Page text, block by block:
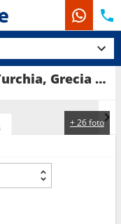
Crociera Celebrity Infinity: Turchia, Grecia in partenza da Pireo - Atene
+ 26 foto